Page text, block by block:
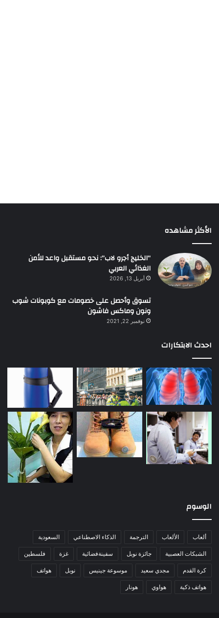
الأكثر مشاهده
“الخليج أجرو لاب”: نحو مستقبل واعد للأمن
الغذائي العربي
أبريل 13, 2026
تسوق وأحصل على خصومات مع كوبونات شوب
ونون وماكس فاشون
نوفمبر 22, 2021
احدث الابتكارات
الوسوم
ألعاب الألعاب الترجمة الذكاء الاصطناعي السعودية
الشبكات العصبية جائزة نوبل سفينةفضائية غزة فلسطين
كرة القدم مجدي سعيد موسوعة جينيس نوبل هواتف
هواتف ذكية هواوي هونار